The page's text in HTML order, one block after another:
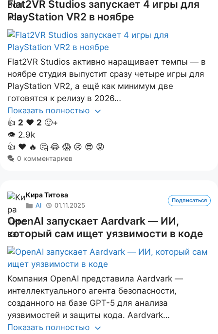
Flat2VR Studios запускает 4 игры для
PlayStation VR2 в ноябре
Flat2VR Studios активно наращивает темпы — в
ноябре студия выпустит сразу четыре игры для
PlayStation VR2, а ещё как минимум две
готовятся к релизу в 2026…
Показать полностью
👍 2 ❤️ 2 🙂+
👁 2.9k
👍 ❤️ 🔥 🤔 😂 😱 😢 😎 😡
0 комментариев
Кира Титова
AI 01.11.2025
Подписаться
OpenAI запускает Aardvark — ИИ,
который сам ищет уязвимости в коде
Компания OpenAI представила Aardvark —
интеллектуального агента безопасности,
созданного на базе GPT-5 для анализа
уязвимостей и защиты кода. Aardvark…
Показать полностью